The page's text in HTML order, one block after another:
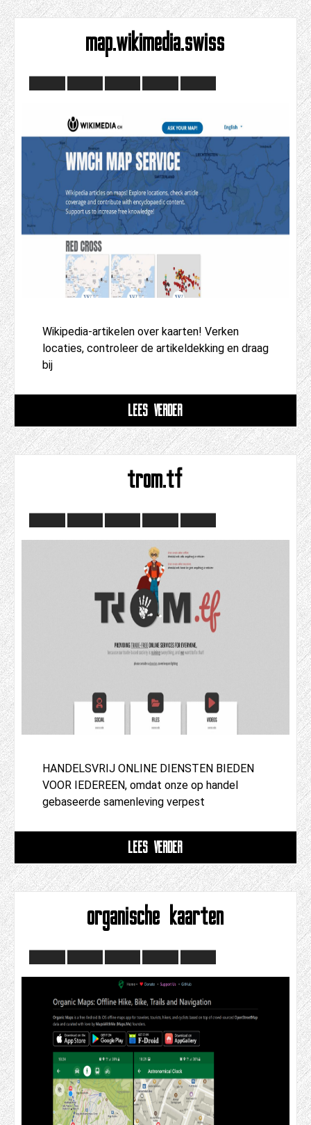
map.wikimedia.swiss
Wikipedia-artikelen over kaarten! Verken
locaties, controleer de artikeldekking en draag
bij
LEES VERDER
trom.tf
HANDELSVRIJ ONLINE DIENSTEN BIEDEN
VOOR IEDEREEN, omdat onze op handel
gebaseerde samenleving verpest
LEES VERDER
organische kaarten